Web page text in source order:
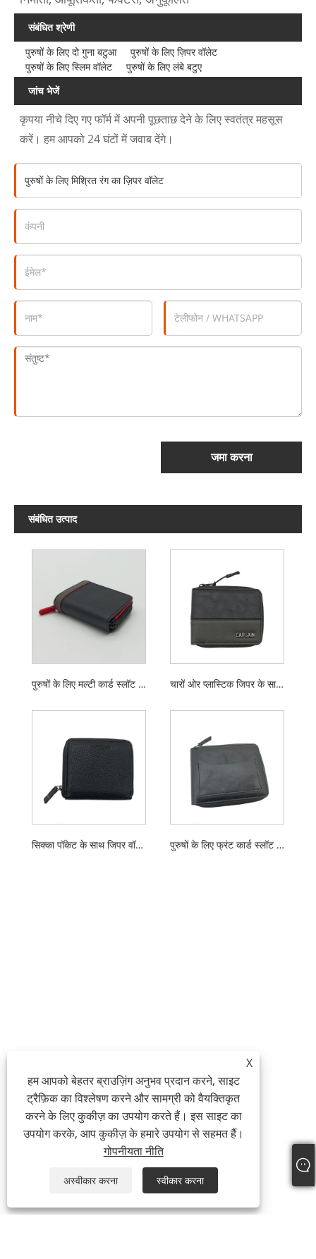
संबंधित श्रेणी
पुरुषों के लिए दो गुना बटुआ
पुरुषों के लिए ज़िपर वॉलेट
पुरुषों के लिए स्लिम वॉलेट
पुरुषों के लिए लंबे बटुए
जांच भेजें
कृपया नीचे दिए गए फॉर्म में अपनी पूछताछ देने के लिए स्वतंत्र महसूस
करें। हम आपको 24 घंटों में जवाब देंगे।
जमा करना
संबंधित उत्पाद
पुरुषों के लिए मल्टी कार्ड स्लॉट वाला ज़िपर वॉलेट चारों ओर प्लास्टिक जिपर के साथ पीयू वॉलेट
सिक्का पॉकेट के साथ जिपर वॉलेट पुरुषों के लिए फ्रंट कार्ड स्लॉट के साथ जिपर वॉलेट
X
हम आपको बेहतर ब्राउज़िंग अनुभव प्रदान करने, साइट
ट्रैफ़िक का विश्लेषण करने और सामग्री को वैयक्तिकृत
करने के लिए कुकीज़ का उपयोग करते हैं। इस साइट का
उपयोग करके, आप कुकीज़ के हमारे उपयोग से सहमत हैं।
गोपनीयता नीति
अस्वीकार करना स्वीकार करना